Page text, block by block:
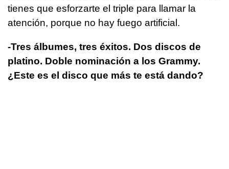
tienes que esforzarte el triple para llamar la
atención, porque no hay fuego artificial.
­-Tres álbumes, tres éxitos. Dos discos de
platino. Doble nominación a los Grammy.
¿Este es el disco que más te está dando?